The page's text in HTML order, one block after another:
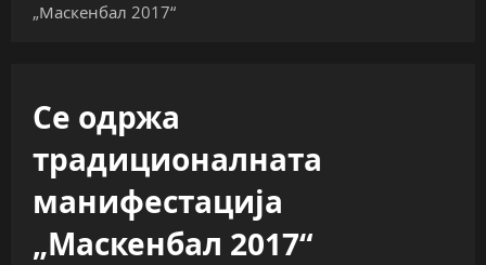
„Маскенбал 2017“
Се одржа
традиционалната
манифестација
„Маскенбал 2017“